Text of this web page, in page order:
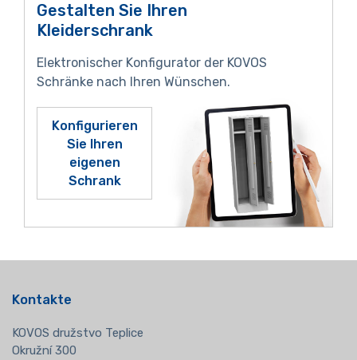
Gestalten Sie Ihren
Kleiderschrank
Elektronischer Konfigurator der KOVOS
Schränke nach Ihren Wünschen.
Konfigurieren
Sie Ihren
eigenen
Schrank
Kontakte
KOVOS družstvo Teplice
Okružní 300